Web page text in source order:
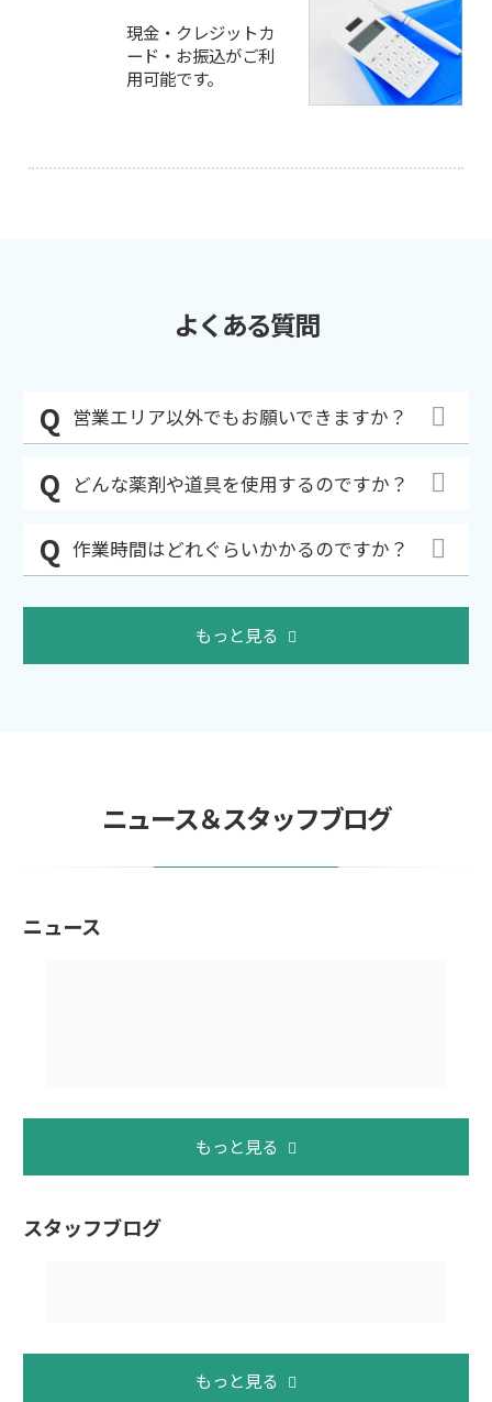
現金・クレジットカ
ード・お振込がご利
用可能です。
よくある質問
営業エリア以外でもお願いできますか？
どんな薬剤や道具を使用するのですか？
作業時間はどれぐらいかかるのですか？
もっと見る
ニュース＆スタッフブログ
ニュース
もっと見る
スタッフブログ
もっと見る